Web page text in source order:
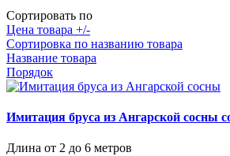
Сортировать по
Цена товара +/-
Сортировка по названию товара
Название товара
Порядок
Имитация бруса из Ангарской сосны
Длина от 2 до 6 метров